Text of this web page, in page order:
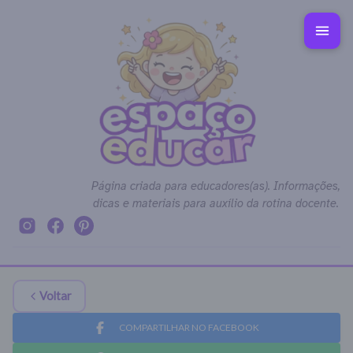
Página criada para educadores(as). Informações,
dicas e materiais para auxílio da rotina docente.
Voltar
COMPARTILHAR NO FACEBOOK